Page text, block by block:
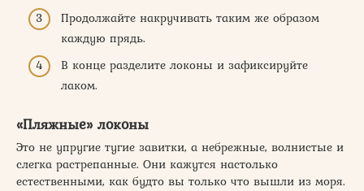
Продолжайте накручивать таким же образом
каждую прядь.
В конце разделите локоны и зафиксируйте
лаком.
«Пляжные» локоны
Это не упругие тугие завитки, а небрежные, волнистые и
слегка растрепанные. Они кажутся настолько
естественными, как будто вы только что вышли из моря.